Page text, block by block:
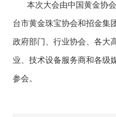
本次大会由中国黄金协会
台市黄金珠宝协会和招金集
政府部门、行业协会、各大
业、技术设备服务商和各级
参会。